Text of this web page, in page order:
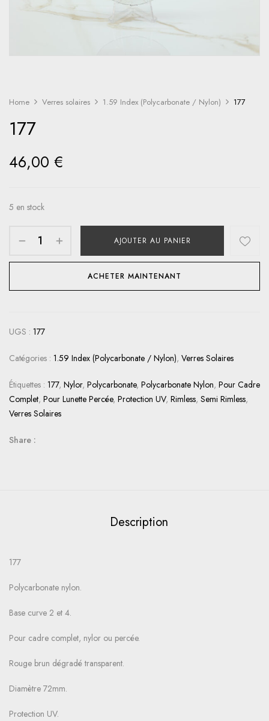
Home Verres solaires 1.59 Index (Polycarbonate / Nylon) 177
177
46,00 €
5 en stock
AJOUTER AU PANIER
ACHETER MAINTENANT
UGS : 177
Catégories : 1.59 Index (Polycarbonate / Nylon), Verres Solaires
Étiquettes : 177, Nylor, Polycarbonate, Polycarbonate Nylon, Pour Cadre
Complet, Pour Lunette Percée, Protection UV, Rimless, Semi Rimless,
Verres Solaires
Share :
Description
177
Polycarbonate nylon.
Base curve 2 et 4.
Pour cadre complet, nylor ou percée.
Rouge brun dégradé transparent.
Diamètre 72mm.
Protection UV.